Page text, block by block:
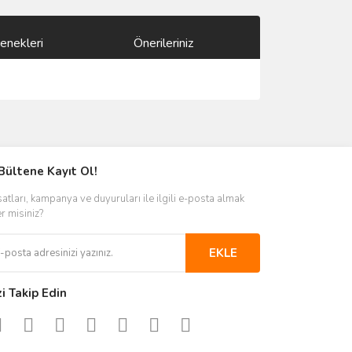
Önerileriniz
Kayıt Ol!
kampanya ve duyuruları ile ilgili e-posta almak
misiniz?
EKLE
Takip Edin